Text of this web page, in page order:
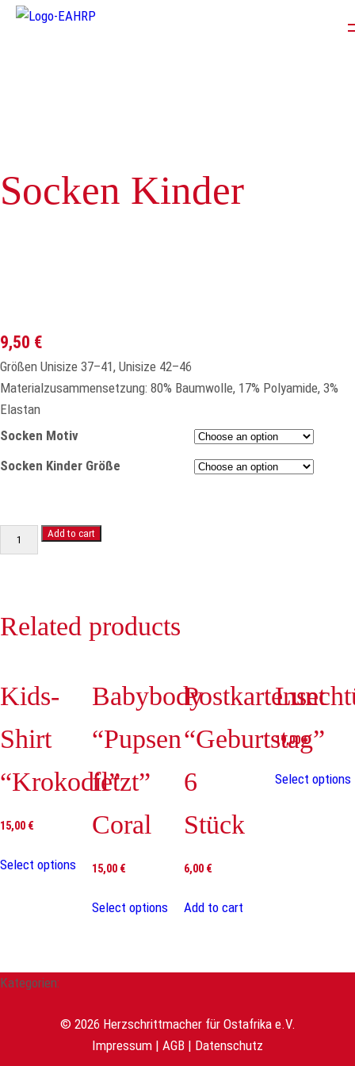
Socken Kinder
9,50 €
Größen Unisize 37–41, Unisize 42–46
Materialzusammensetzung: 80% Baumwolle, 17% Polyamide, 3%
Elastan
Socken Motiv
Socken Kinder Größe
Socken
Kinder
Add to cart
Socken Motiv Elefant, Krokodil
Socken Kinder
Größe
25-27, 28-30, 31-34
Related products
Kids-
Shirt
“Krokodil”
15,00 €
Select options
Babybody
“Pupsen
fetzt”
Coral
15,00 €
Select options
Postkartenset
“Geburtstag”
6
Stück
6,00 €
Add to cart
19,00€
Select options
Kategorien:
© 2026 Herzschrittmacher für Ostafrika e.V.
Impressum | AGB | Datenschutz